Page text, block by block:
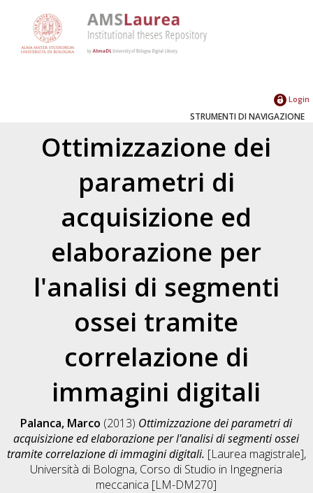
Login
STRUMENTI DI NAVIGAZIONE
Ottimizzazione dei
parametri di
acquisizione ed
elaborazione per
l'analisi di segmenti
ossei tramite
correlazione di
immagini digitali
Palanca, Marco (2013) Ottimizzazione dei parametri di
acquisizione ed elaborazione per l'analisi di segmenti ossei
tramite correlazione di immagini digitali. [Laurea magistrale],
Università di Bologna, Corso di Studio in Ingegneria
meccanica [LM-DM270]